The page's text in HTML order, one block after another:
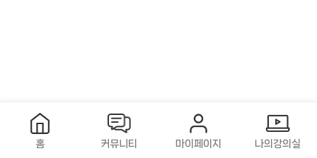
홈 커뮤니티 마이페이지 나의강의실